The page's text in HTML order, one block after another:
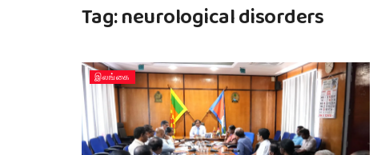
Tag:neurological disorders
இலங்கை